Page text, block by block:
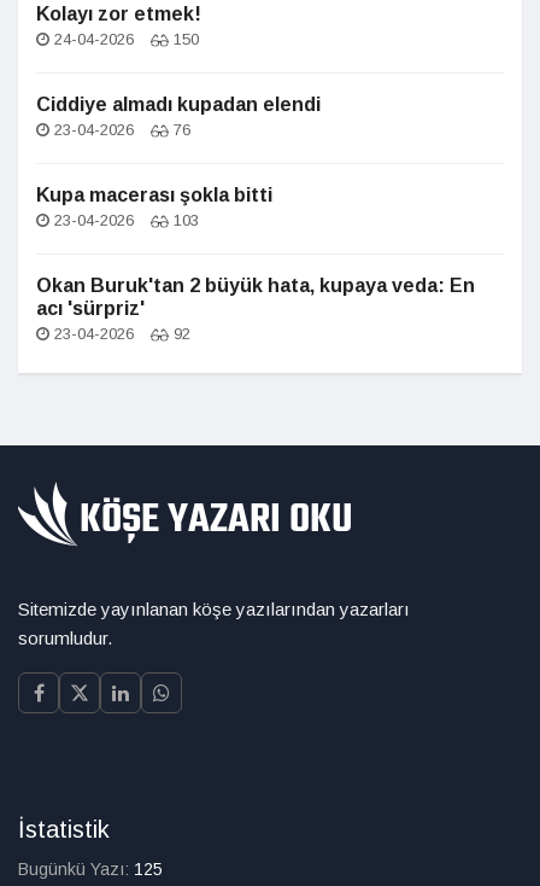
Kolayı zor etmek!
24-04-2026 150
Ciddiye almadı kupadan elendi
23-04-2026 76
Kupa macerası şokla bitti
23-04-2026 103
Okan Buruk'tan 2 büyük hata, kupaya veda: En
acı 'sürpriz'
23-04-2026 92
Sitemizde yayınlanan köşe yazılarından yazarları
sorumludur.
İstatistik
Bugünkü Yazı: 125